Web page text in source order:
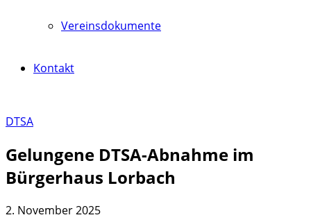
Vereinsdokumente
Kontakt
DTSA
Gelungene DTSA-Abnahme im
Bürgerhaus Lorbach
2. November 2025